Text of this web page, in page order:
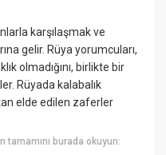
karşılaşmak ve
gelir. Rüya yorumcuları,
olmadığını, birlikte bir
Rüyada kalabalık
elde edilen zaferler
tamamını burada okuyun: